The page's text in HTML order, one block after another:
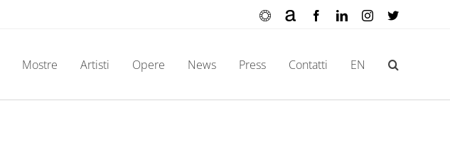
OculaArtnet FacebookLinkedInInstagram
X
Mostre Artisti Opere News Press Contatti EN